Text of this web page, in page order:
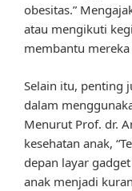
obesitas.”
atau mengikuti
membantu
Selain itu, penting
dalam
Menurut Prof. dr.
kesehatan anak,
depan layar
anak menjadi